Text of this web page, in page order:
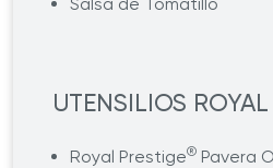
UTENSILIOS
Royal Prestige® Pavera